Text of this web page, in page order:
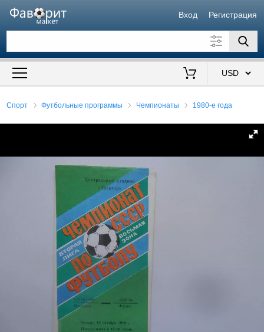
Вход Регистрация
Искать также в описании
Спорт Футбольные программы Чемпионаты 1980-е года